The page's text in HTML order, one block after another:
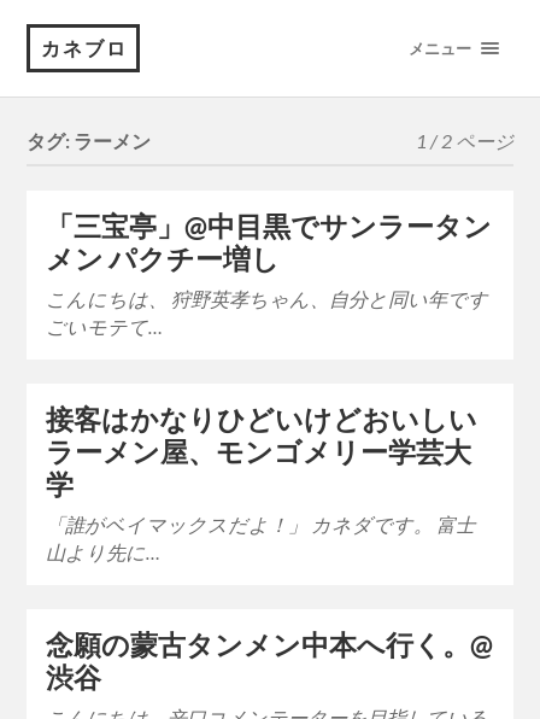
カネブロ メニュー
タグ: ラーメン 1 / 2 ページ
「三宝亭」@中目黒でサンラータン
メン パクチー増し
こんにちは、 狩野英孝ちゃん、自分と同い年です
ごいモテて…
接客はかなりひどいけどおいしい
ラーメン屋、モンゴメリー学芸大
学
「誰がベイマックスだよ！」 カネダです。 富士
山より先に…
念願の蒙古タンメン中本へ行く。@
渋谷